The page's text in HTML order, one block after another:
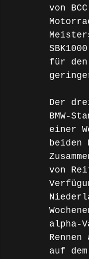
von
für
Der
BMW-
einer
beiden
von
alpha-
auf